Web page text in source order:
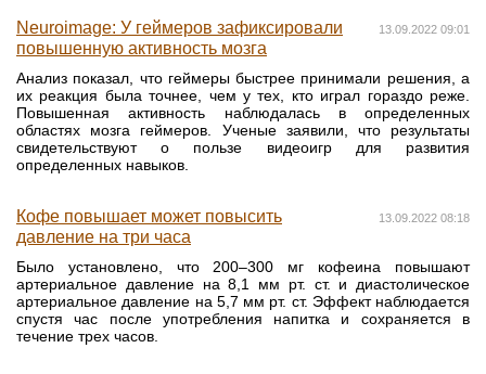
13.09.2022 09:01
Neuroimage: У геймеров зафиксировали
повышенную активность мозга
Анализ показал, что геймеры быстрее принимали решения, а
их реакция была точнее, чем у тех, кто играл гораздо реже.
Повышенная активность наблюдалась в определенных
областях мозга геймеров. Ученые заявили, что результаты
свидетельствуют о пользе видеоигр для развития
определенных навыков.
13.09.2022 08:18
Кофе повышает может повысить
давление на три часа
Было установлено, что 200–300 мг кофеина повышают
артериальное давление на 8,1 мм рт. ст. и диастолическое
артериальное давление на 5,7 мм рт. ст. Эффект наблюдается
спустя час после употребления напитка и сохраняется в
течение трех часов.